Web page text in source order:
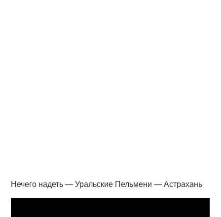
Нечего надеть — Уральские Пельмени — Астрахань